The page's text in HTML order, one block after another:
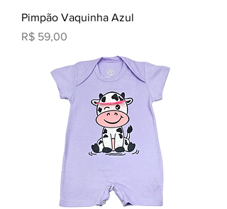
Pimpão Vaquinha Azul
Preço
R$ 59,00